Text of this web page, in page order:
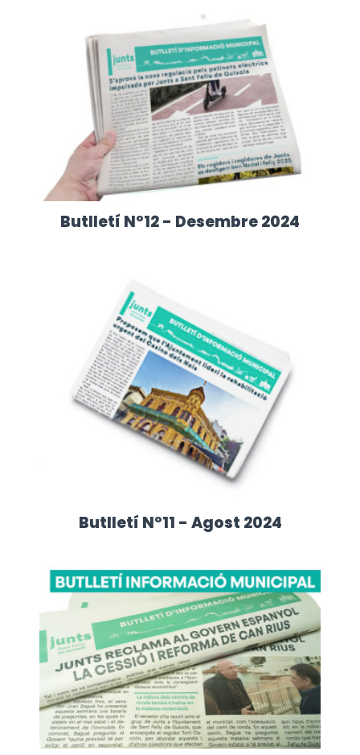
Butlletí Nº12 - Desembre 2024
Butlletí Nº11 - Agost 2024